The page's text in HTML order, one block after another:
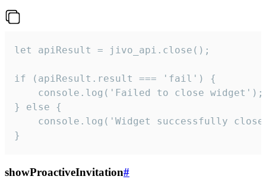
let apiResult = jivo_api.close();
if (apiResult.result === 'fail') {
    console.log('Failed to close widget');
} else {
console.log('Widget successfully
}
showProactiveInvitation#